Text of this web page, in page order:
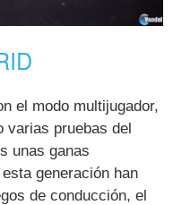
el modo multijugador,
varias pruebas del
unas ganas
generación han
de conducción, el